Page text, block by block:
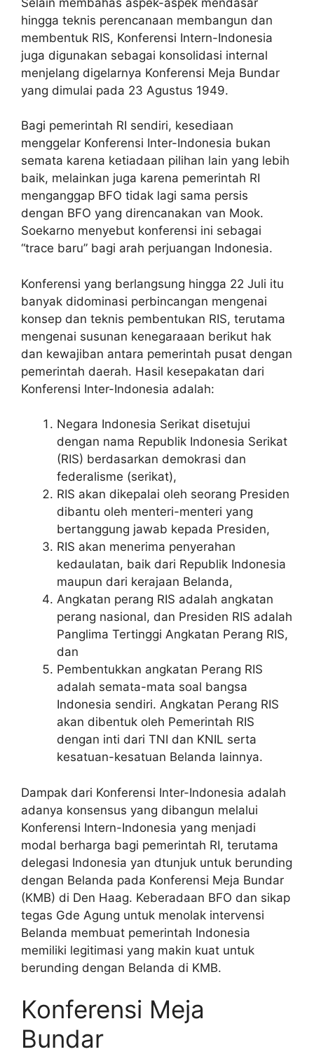
hingga teknis perencanaan membangun dan
membentuk RIS, Konferensi Intern-Indonesia
juga digunakan sebagai konsolidasi internal
menjelang digelarnya Konferensi Meja Bundar
yang dimulai pada 23 Agustus 1949.
Bagi pemerintah RI sendiri, kesediaan
menggelar Konferensi Inter-Indonesia bukan
semata karena ketiadaan pilihan lain yang lebih
baik, melainkan juga karena pemerintah RI
menganggap BFO tidak lagi sama persis
dengan BFO yang direncanakan van Mook.
Soekarno menyebut konferensi ini sebagai
“trace baru” bagi arah perjuangan Indonesia.
Konferensi yang berlangsung hingga 22 Juli itu
banyak didominasi perbincangan mengenai
konsep dan teknis pembentukan RIS, terutama
mengenai susunan kenegaraaan berikut hak
dan kewajiban antara pemerintah pusat dengan
pemerintah daerah. Hasil kesepakatan dari
Konferensi Inter-Indonesia adalah:
Negara Indonesia Serikat disetujui
dengan nama Republik Indonesia Serikat
(RIS) berdasarkan demokrasi dan
federalisme (serikat),
RIS akan dikepalai oleh seorang Presiden
dibantu oleh menteri-menteri yang
bertanggung jawab kepada Presiden,
RIS akan menerima penyerahan
kedaulatan, baik dari Republik Indonesia
maupun dari kerajaan Belanda,
Angkatan perang RIS adalah angkatan
perang nasional, dan Presiden RIS adalah
Panglima Tertinggi Angkatan Perang RIS,
dan
Pembentukkan angkatan Perang RIS
adalah semata-mata soal bangsa
Indonesia sendiri. Angkatan Perang RIS
akan dibentuk oleh Pemerintah RIS
dengan inti dari TNI dan KNIL serta
kesatuan-kesatuan Belanda lainnya.
Dampak dari Konferensi Inter-Indonesia adalah
adanya konsensus yang dibangun melalui
Konferensi Intern-Indonesia yang menjadi
modal berharga bagi pemerintah RI, terutama
delegasi Indonesia yan dtunjuk untuk berunding
dengan Belanda pada Konferensi Meja Bundar
(KMB) di Den Haag. Keberadaan BFO dan sikap
tegas Gde Agung untuk menolak intervensi
Belanda membuat pemerintah Indonesia
memiliki legitimasi yang makin kuat untuk
berunding dengan Belanda di KMB.
Konferensi Meja
Bundar